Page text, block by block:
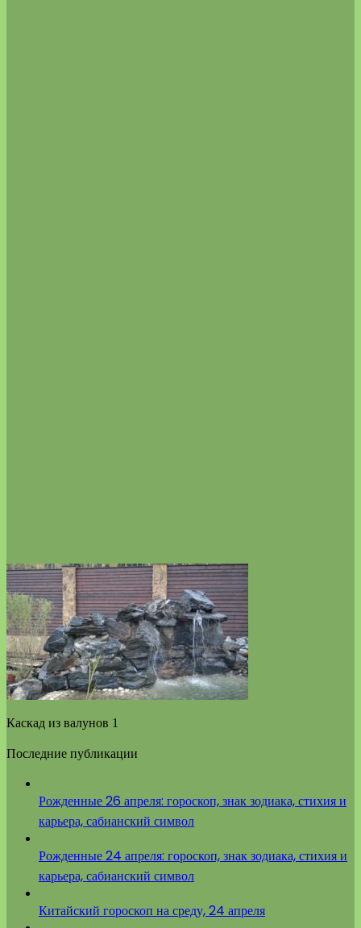
Каскад из валунов 1
Последние публикации
Рожденные 26 апреля: гороскоп, знак зодиака, стихия и
карьера, сабианский символ
Рожденные 24 апреля: гороскоп, знак зодиака, стихия и
карьера, сабианский символ
Китайский гороскоп на среду, 24 апреля